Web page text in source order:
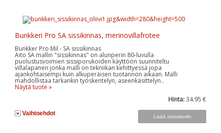
Bunkkeri Pro SA sissikinnas, merinovillafrotee
Bunkker Pro Mil - SA sissikinnas
Aito SA mallin "sissikinnas" on alunperin 80-luvulla
puolustusvoimien sissiporukoiden käyttöön suunniteltu
villalapanen jonka malli on tekniikan kehittyessä jopa
ajankohtaisempi kuin alkuperäisen tuotannon aikaan. Malli
mahdollistaa tarkankin työskentelyn, aseenkäsittelyn..
Näytä tuote »
Hinta:34.95 €
Vaihtoehdot